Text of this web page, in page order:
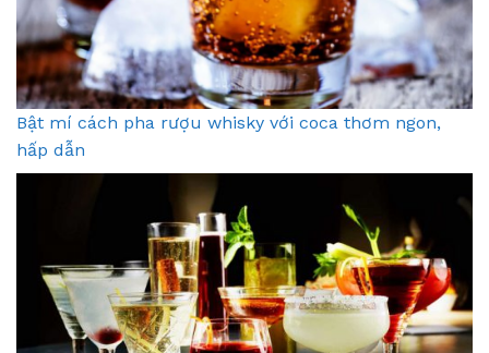
Bật mí cách pha rượu whisky với coca thơm ngon,
hấp dẫn